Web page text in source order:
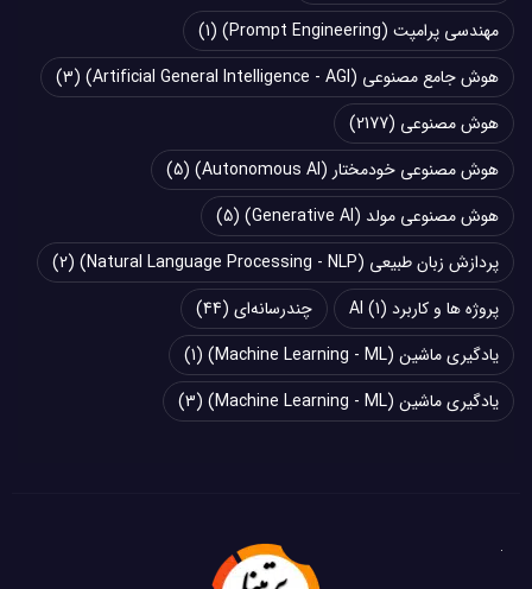
مهندسی پرامپت (Prompt Engineering)
(1)
هوش جامع مصنوعی (Artificial General Intelligence - AGI)
(3)
هوش مصنوعی (2177)
هوش مصنوعی خودمختار (Autonomous AI)
(5)
هوش مصنوعی مولد (Generative AI)
(5)
پردازش زبان طبیعی (Natural Language Processing - NLP)
(2)
پروژه ها و کاربرد AI (1) چند‌‌رسانه‌ای (44)
یادگیری ماشین (Machine Learning - ML)
(1)
یادگیری ماشین (Machine Learning - ML)
(3)